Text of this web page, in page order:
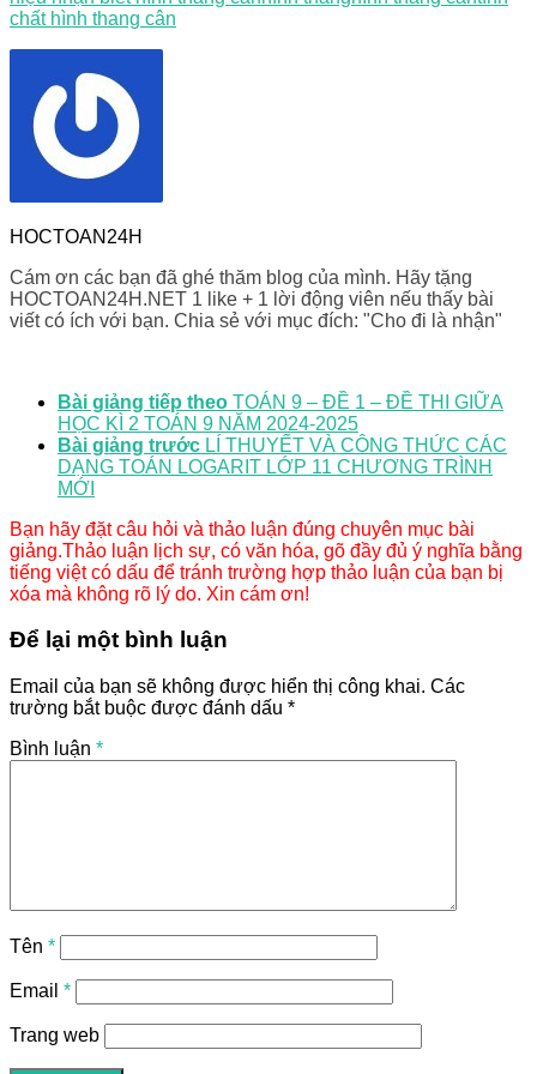
chất hình thang cân
HOCTOAN24H
Cám ơn các bạn đã ghé thăm blog của mình. Hãy tặng
HOCTOAN24H.NET 1 like + 1 lời động viên nếu thấy bài
viết có ích với bạn. Chia sẻ với mục đích: "Cho đi là nhận"
Bài giảng tiếp theo TOÁN 9 – ĐỀ 1 – ĐỀ THI GIỮA
HỌC KÌ 2 TOÁN 9 NĂM 2024-2025
Bài giảng trước LÍ THUYẾT VÀ CÔNG THỨC CÁC
DẠNG TOÁN LOGARIT LỚP 11 CHƯƠNG TRÌNH
MỚI
Bạn hãy đặt câu hỏi và thảo luận đúng chuyên mục bài
giảng.Thảo luận lịch sự, có văn hóa, gõ đầy đủ ý nghĩa bằng
tiếng việt có dấu để tránh trường hợp thảo luận của bạn bị
xóa mà không rõ lý do. Xin cám ơn!
Để lại một bình luận
Email của bạn sẽ không được hiển thị công khai. Các
trường bắt buộc được đánh dấu *
Bình luận *
Tên *
Email *
Trang web